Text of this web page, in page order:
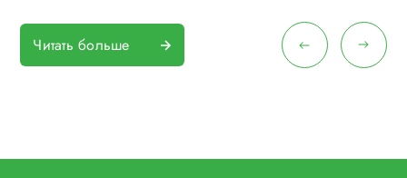
Читать больше